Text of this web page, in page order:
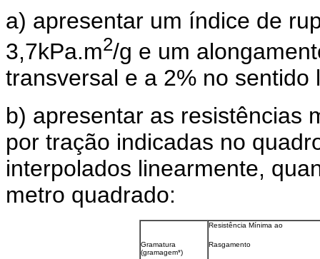
a) apresentar um índice de
3,7kPa.m2/g e um
transversal e a 2% no sentido
b) apresentar as resistências
por tração indicadas no
interpolados linearmente,
metro quadrado:
Gramatura
(gramagem*)
Resistência Mínima ao
Rasgamento